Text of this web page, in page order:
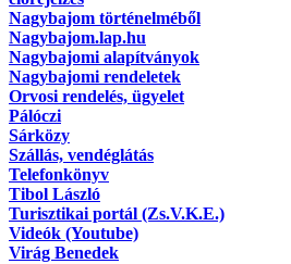
Nagybajom történelméből
Nagybajom.lap.hu
Nagybajomi alapítványok
Nagybajomi rendeletek
Orvosi rendelés, ügyelet
Pálóczi
Sárközy
Szállás, vendéglátás
Telefonkönyv
Tibol László
Turisztikai portál (Zs.V.K.E.)
Videók (Youtube)
Virág Benedek